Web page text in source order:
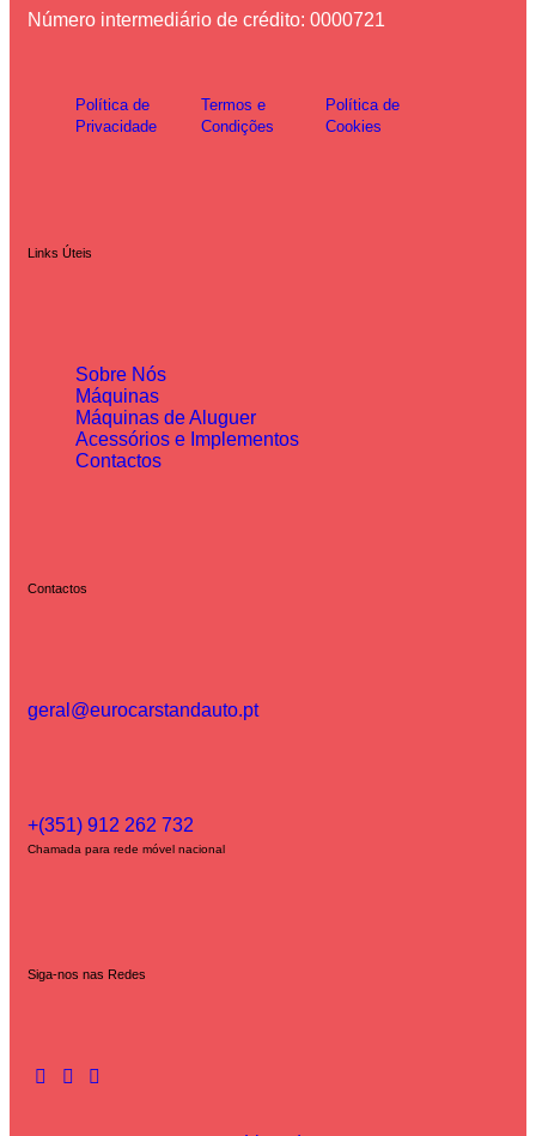
Número intermediário de crédito: 0000721
Política de
Privacidade
Termos e
Condições
Política de
Cookies
Links Úteis
Sobre Nós
Máquinas
Máquinas de Aluguer
Acessórios e Implementos
Contactos
Contactos
geral@eurocarstandauto.pt
+(351) 912 262 732
Chamada para rede móvel nacional
Siga-nos nas Redes